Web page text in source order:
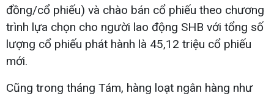
đồng/cổ phiếu) và chào bán cổ phiếu theo chương
trình lựa chọn cho người lao động SHB với tổng số
lượng cổ phiếu phát hành là 45,12 triệu cổ phiếu
mới.
Cũng trong tháng Tám, hàng loạt ngân hàng như